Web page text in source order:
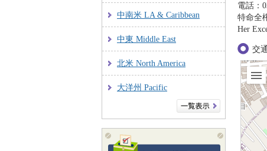
中南米 LA & Caribbean
中東 Middle East
北米 North America
大洋州 Pacific
電話：
特命全
Her
交